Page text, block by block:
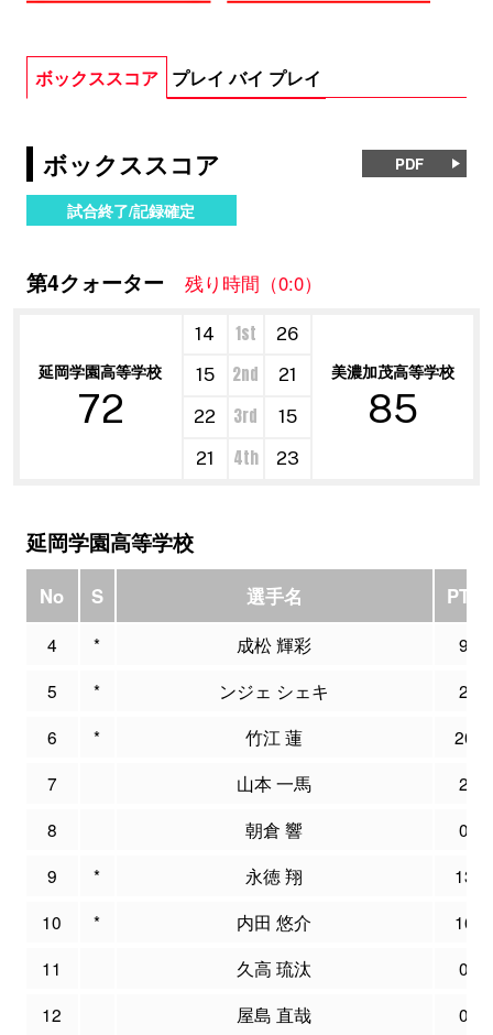
ボックススコア プレイ バイ プレイ
ボックススコア PDF
試合終了/記録確定
第4クォーター 残り時間（0:0）
延岡学園高等学校
72
14 1st
26
美濃加茂高等学校
85
15 2nd
21
22
3rd
15
21
4th 23
延岡学園高等学校
No S 選手名 PTS
4 * 成松 輝彩
9
5
* ンジェ シェキ
2
6
* 竹江 蓮
20
7
山本 一馬
2
8
朝倉 響
0
9
* 永徳 翔
13
10
* 内田 悠介
16
11
久高 琉汰
0
12
屋島 直哉
0